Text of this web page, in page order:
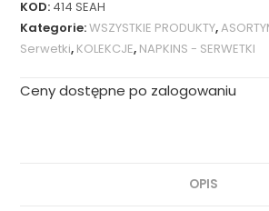
KOD: 414 SEAH
Kategorie:WSZYSTKIE PRODUKTY,
Serwetki, KOLEKCJE, NAPKINS - SERWETKI
Ceny dostępne po zalogowaniu
OPIS